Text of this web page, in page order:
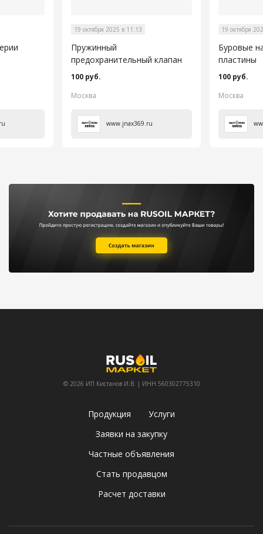
19 октября 2025 в 11:13
Пружинный
предохранительный клапан
100 руб.
Москва
www.jnax369.ru
19 октября
Буровые
пластины
100 руб.
Москва
© 2026 ИП Кистанов И.В. | ИНН 560302775310
Продукция
Услуги
Заявки на закупку
Частные объявления
Стать продавцом
Расчет доставки